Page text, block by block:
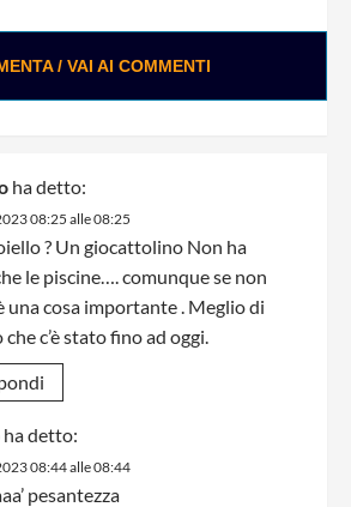
/ VAI AI COMMENTI
ha detto:
08:25 alle 08:25
? Un giocattolino Non ha
le piscine…. comunque se non
una cosa importante . Meglio di
c’è stato fino ad oggi.
ha detto:
08:44 alle 08:44
pesantezza